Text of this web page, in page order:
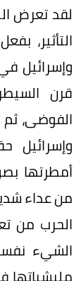
لقد تعرض
التأثير،
وإسرائيل
قرن
الفوضى، ثم
وإسرائيل
أمطرتها
من عداء
الحرب من
الشيء